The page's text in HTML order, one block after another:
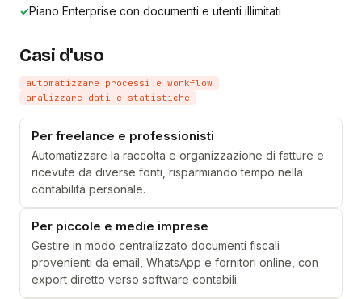
✓Piano Enterprise con documenti e utenti illimitati
Casi d'uso
automatizzare processi e workflow
analizzare dati e statistiche
Per freelance e professionisti
Automatizzare la raccolta e organizzazione di fatture e
ricevute da diverse fonti, risparmiando tempo nella
contabilità personale.
Per piccole e medie imprese
Gestire in modo centralizzato documenti fiscali
provenienti da email, WhatsApp e fornitori online, con
export diretto verso software contabili.